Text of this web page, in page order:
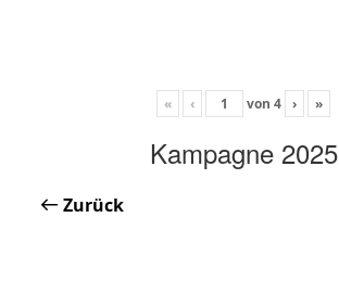
« ‹ von 4 › »
Kampagne 2025
Zurück